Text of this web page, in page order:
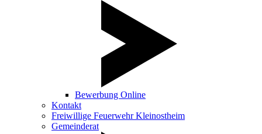
Bewerbung Online
Kontakt
Freiwillige Feuerwehr Kleinostheim
Gemeinderat